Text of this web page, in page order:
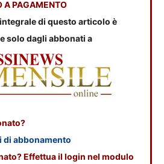
A PAGAMENTO
di questo articolo è
solo dagli abbonati a
di abbonamento
Effettua il login nel modulo